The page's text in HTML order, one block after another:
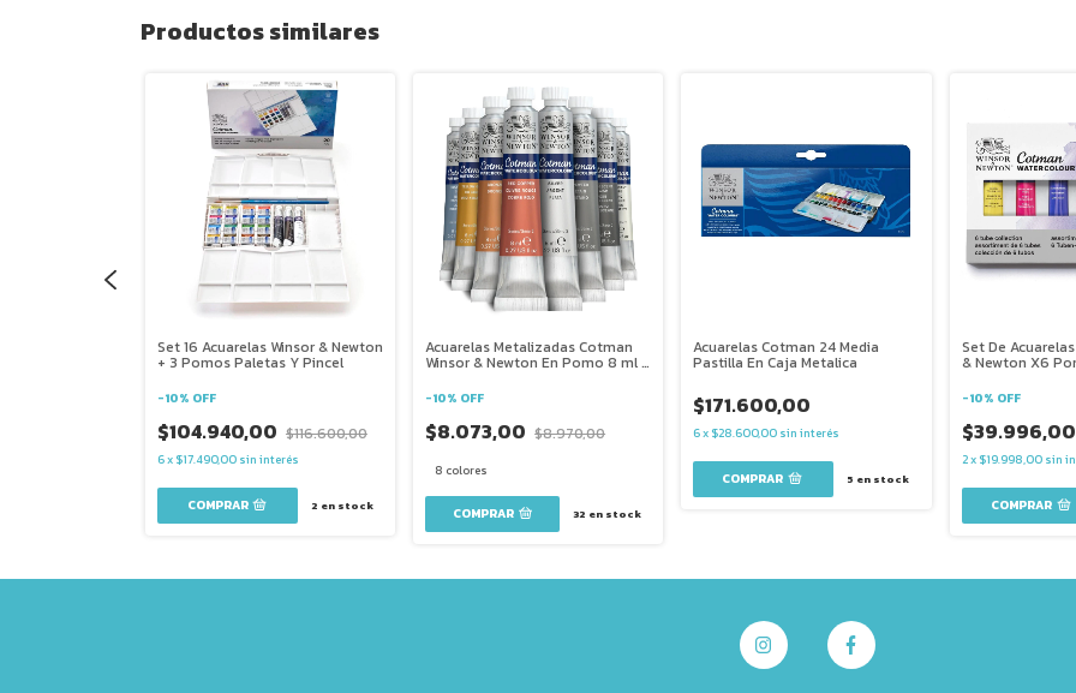
Productos similares
Set 16 Acuarelas Winsor & Newton
+ 3 Pomos Paletas Y Pincel
-10% OFF
$104.940,00 $116.600,00
6x $17.490,00 sin interés
2 en stock
Acuarelas Metalizadas Cotman
Winsor & Newton En Pomo 8 ml X
-10% OFF
$8.073,00 $8.970,00
8 colores
COMPRAR 32 en stock
Acuarelas Cotman 24 Media
Pastilla En Caja Metalica
$171.600,00
6x $28.600,00 sin interés
5 en stock
Set De
& Newton X6
-10% OFF
$39.996,00
2x $19.998,00 sin